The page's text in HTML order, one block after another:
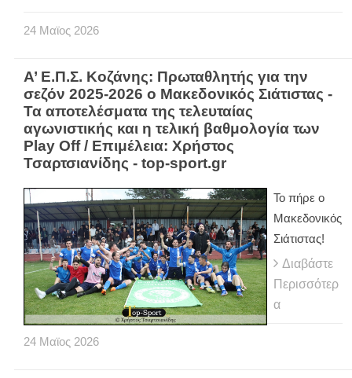
24 Μαϊος 2026
Α’ Ε.Π.Σ. Κοζάνης: Πρωταθλητής για την
σεζόν 2025-2026 ο Μακεδονικός Σιάτιστας -
Τα αποτελέσματα της τελευταίας
αγωνιστικής και η τελική βαθμολογία των
Play Off / Επιμέλεια: Χρήστος
Τσαρτσιανίδης - top-sport.gr
Το πήρε ο
Μακεδονικός
Σιάτιστας!
Διαβάστε
Περισσότερ
α
24 Μαϊος 2026